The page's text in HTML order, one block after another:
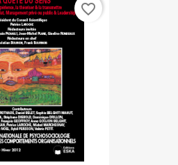
favorite_border